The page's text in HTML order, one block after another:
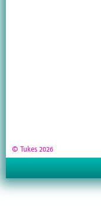
© Tukes 2026